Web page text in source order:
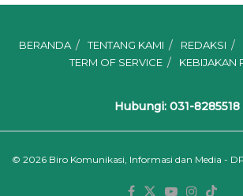
BERANDA TENTANG KAMI REDAKSI
TERM OF SERVICE
KEBIJAKAN
Hubungi: 031-8285518
© 2026 Biro Komunikasi, Informasi dan Media -